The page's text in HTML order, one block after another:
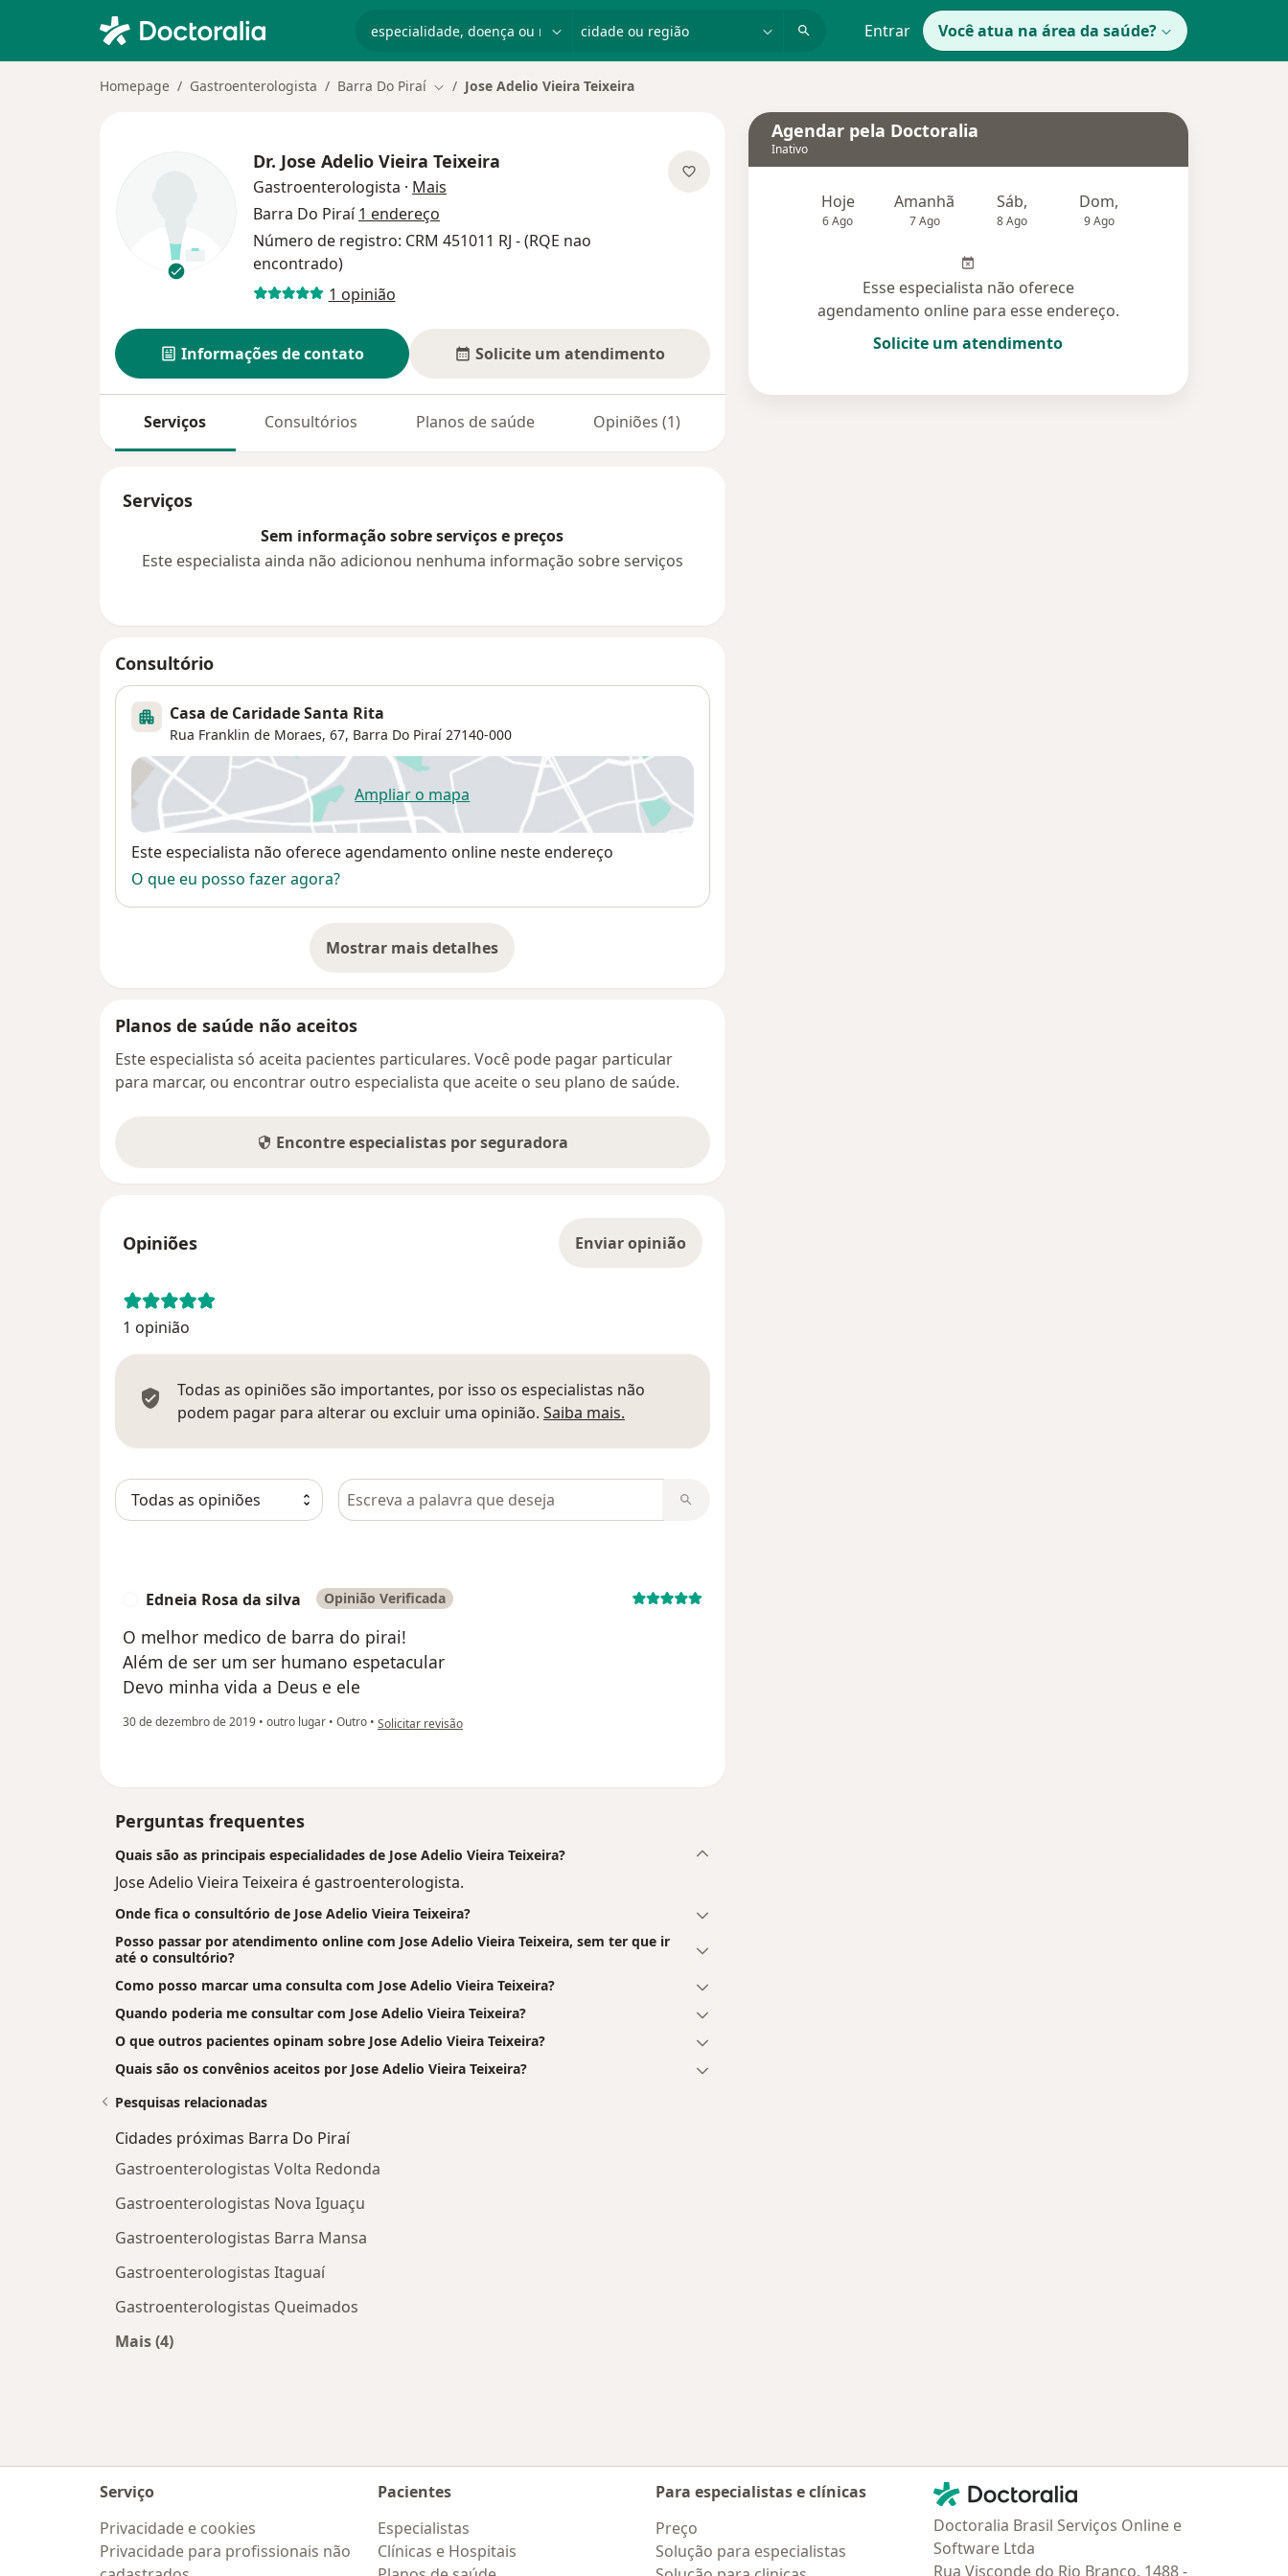
Entrar Você atua na área da saúde?
Homepage Gastroenterologista Barra Do Piraí Mudar de cidade
Jose Adelio Vieira Teixeira
Dr. Jose Adelio Vieira Teixeira
Gastroenterologista · Mais
Barra Do Piraí1 endereço
Número de registro: CRM 451011 RJ - (RQE nao
encontrado)
1 opinião
Informações de contato Solicite um atendimento
Serviços Consultórios Planos de saúde Opiniões (1)
Serviços
Sem informação sobre serviços e preços
Este especialista ainda não adicionou nenhuma informação sobre serviços
Consultório
Casa de Caridade Santa Rita
Rua Franklin de Moraes, 67, Barra Do Piraí 27140-000
Ampliar o mapaabre num novo separador
Disponibilidade
Este especialista não oferece agendamento online neste endereço
O que eu posso fazer agora?
Mostrar mais detalhes
sobre o endereço
Planos de saúde não aceitos
Este especialista só aceita pacientes particulares. Você pode pagar particular
para marcar, ou encontrar outro especialista que aceite o seu plano de saúde.
Encontre especialistas por seguradora
Opiniões Enviar opinião
1 opinião
Todas as opiniões são importantes, por isso os especialistas não
podem pagar para alterar ou excluir uma opinião. Saiba mais.
Pesquisar em opiniões
Edneia Rosa da silva Opinião Verificada
O melhor medico de barra do pirai!
Além de ser um ser humano espetacular
Devo minha vida a Deus e ele
30 de dezembro de 2019 • outro lugar • Outro • na opinião do utilizador Edneia Rosa da silva
Solicitar revisão
Perguntas frequentes
Quais são as principais especialidades de Jose Adelio Vieira Teixeira?
Jose Adelio Vieira Teixeira é gastroenterologista.
Onde fica o consultório de Jose Adelio Vieira Teixeira?
Posso passar por atendimento online com Jose Adelio Vieira Teixeira, sem ter que ir
até o consultório?
Como posso marcar uma consulta com Jose Adelio Vieira Teixeira?
Quando poderia me consultar com Jose Adelio Vieira Teixeira?
O que outros pacientes opinam sobre Jose Adelio Vieira Teixeira?
Quais são os convênios aceitos por Jose Adelio Vieira Teixeira?
Agendar pela Doctoralia
Inativo
Hoje
6 Ago
Amanhã
7 Ago
Sáb,
8 Ago
Dom,
9 Ago
Esse especialista não oferece
agendamento online para esse endereço.
Solicite um atendimento
Pesquisas relacionadas
Cidades próximas Barra Do Piraí
Gastroenterologistas Volta Redonda
Gastroenterologistas Nova Iguaçu
Gastroenterologistas Barra Mansa
Gastroenterologistas Itaguaí
Gastroenterologistas Queimados
Mais (4)
Serviço
Privacidade e cookies
Privacidade para profissionais não
Pacientes
Especialistas
Clínicas e Hospitais
Para especialistas e clínicas
Preço
Solução para especialistas
Contato
Doctoralia - Homepage
Doctoralia Brasil Serviços Online e
Software Ltda
Rua Visconde do Rio Branco, 1488 -